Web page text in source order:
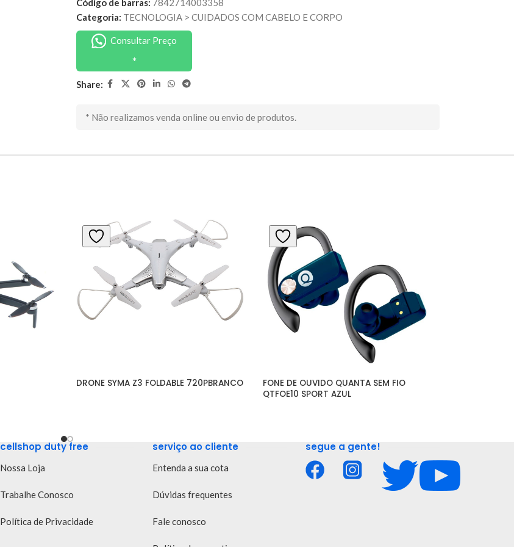
Código de barras: 7842714003358
Categoria: TECNOLOGIA > CUIDADOS COM CABELO E CORPO
Consultar Preço
Share:
* Não realizamos venda online ou envio de produtos.
DRONE SYMA Z3 FOLDABLE 720PBRANCO
FONE DE OUVIDO QUANTA SEM FIO
QTFOE10 SPORT AZUL
cellshop duty free
Nossa Loja
Trabalhe Conosco
Política de Privacidade
serviço ao cliente
Entenda a sua cota
Dúvidas frequentes
Fale conosco
segue a gente!